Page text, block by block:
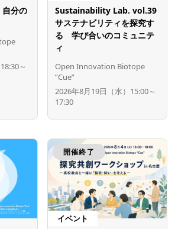
分の
～
Sustainability Lab. vol.39
サステナビリティを探究す
る 学び合いのコミュニテ
ィ
Open Innovation Biotope
”Cue”
2026年8月19日（水）15:00～
17:30
開催終了
イベント